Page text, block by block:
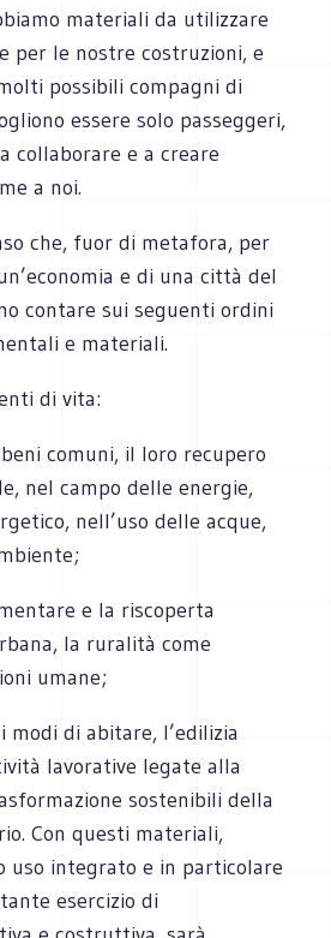
materiali da utilizzare
per le nostre costruzioni, e
possibili compagni di
essere solo passeggeri,
collaborare e a creare
a noi.
che, fuor di metafora, per
e di una città del
contare sui seguenti ordini
e materiali.
di vita:
comuni, il loro recupero
nel campo delle energie,
nell’uso delle acque,
e la riscoperta
la ruralità come
umane;
modi di abitare, l’edilizia
lavorative legate alla
sostenibili della
Con questi materiali,
uso integrato e in particolare
esercizio di